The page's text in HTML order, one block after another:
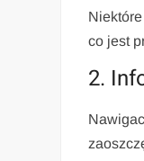
co jest
2.